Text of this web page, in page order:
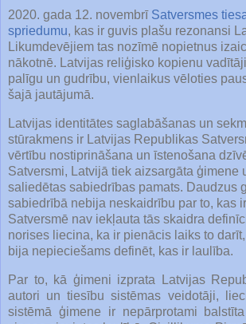
2020. gada 12. novembrī Satversmes
spriedumu, kas ir guvis plašu rezonansi
Likumdevējiem tas nozīmē nopietnus
nākotnē. Latvijas reliģisko kopienu
palīgu un gudrību, vienlaikus vēloties
šajā jautājumā.
Latvijas identitātes saglabāšanas un
stūrakmens ir Latvijas Republikas
vērtību nostiprināšana un īstenošana
Satversmi, Latvijā tiek aizsargāta ģimene
saliedētas sabiedrības pamats. Daudzus
sabiedrībā nebija neskaidrību par to, kas
Satversmē nav iekļauta tās skaidra
norises liecina, ka ir pienācis laiks to
bija nepieciešams definēt, kas ir laulība.
Par to, kā ģimeni izprata Latvijas
autori un tiesību sistēmas veidotāji,
sistēmā ģimene ir nepārprotami